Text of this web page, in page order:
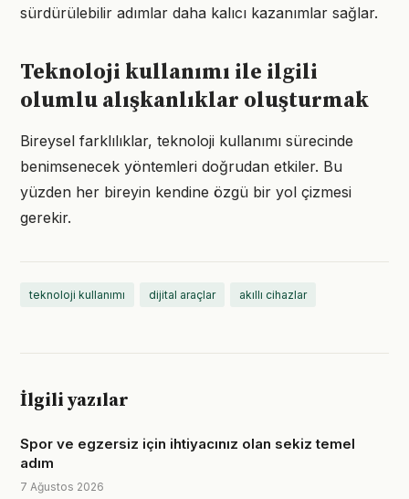
sürdürülebilir adımlar daha kalıcı kazanımlar sağlar.
Teknoloji kullanımı ile ilgili
olumlu alışkanlıklar oluşturmak
Bireysel farklılıklar, teknoloji kullanımı sürecinde
benimsenecek yöntemleri doğrudan etkiler. Bu
yüzden her bireyin kendine özgü bir yol çizmesi
gerekir.
teknoloji kullanımı dijital araçlar akıllı cihazlar
İlgili yazılar
Spor ve egzersiz için ihtiyacınız olan sekiz temel
adım
7 Ağustos 2026